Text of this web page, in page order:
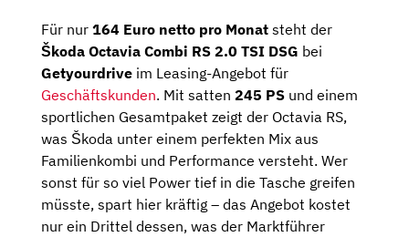
Für nur 164 Euro netto pro Monat steht der
Škoda Octavia Combi RS 2.0 TSI DSG bei
Getyourdrive im Leasing-Angebot für
Geschäftskunden. Mit satten 245 PS und einem
sportlichen Gesamtpaket zeigt der Octavia RS,
was Škoda unter einem perfekten Mix aus
Familienkombi und Performance versteht. Wer
sonst für so viel Power tief in die Tasche greifen
müsste, spart hier kräftig – das Angebot kostet
nur ein Drittel dessen, was der Marktführer